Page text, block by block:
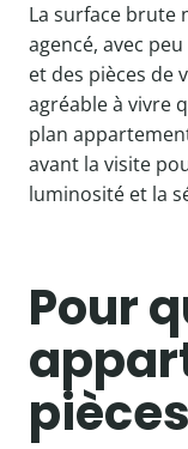
La surface brute
agencé, avec
et des pièces de
agréable à vivre
plan
avant la visite
luminosité et la
Pour